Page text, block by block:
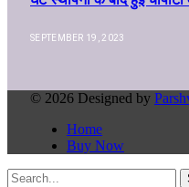
SEPTEMBER 19, 2023
© 2026 Designed by
Home
Buy Now